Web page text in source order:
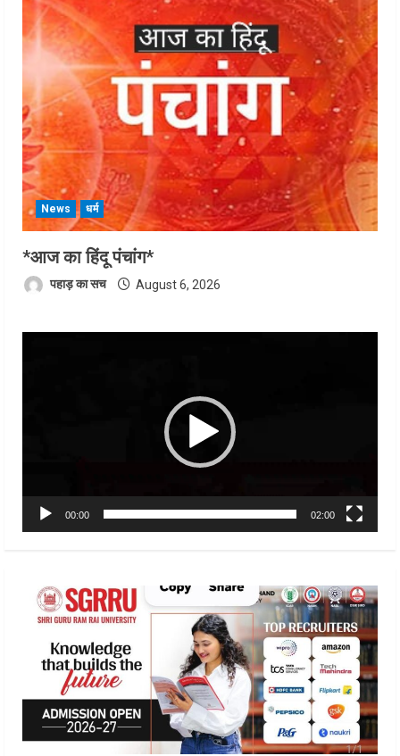
News धर्म
*आज का हिंदू पंचांग*
पहाड़ का सच August 6, 2026
00:00 02:00